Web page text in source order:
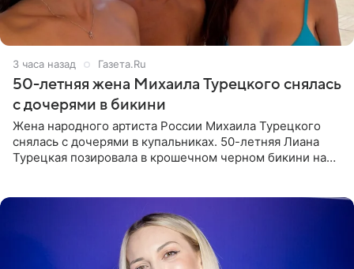
3 часа назад Газета.Ru
50-летняя жена Михаила Турецкого снялась
с дочерями в бикини
Жена народного артиста России Михаила Турецкого
снялась с дочерями в купальниках. 50-летняя Лиана
Турецкая позировала в крошечном черном бикини на